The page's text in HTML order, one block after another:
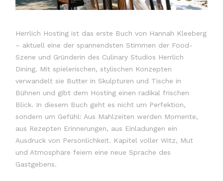
Herrlich Hosting ist das erste Buch von Hannah Kleeberg
– aktuell eine der spannendsten Stimmen der Food-
Szene und Gründerin des Culinary Studios Herrlich
Dining. Mit spielerischen, stylischen Konzepten
verwandelt sie Butter in Skulpturen und Tische in
Bühnen und gibt dem Hosting einen radikal frischen
Blick. In diesem Buch geht es nicht um Perfektion,
sondern um Gefühl: Aus Mahlzeiten werden Momente,
aus Rezepten Erinnerungen, aus Einladungen ein
Ausdruck von Persönlichkeit. Kapitel voller Witz, Mut
und Atmosphäre feiern eine neue Sprache des
Gastgebens.